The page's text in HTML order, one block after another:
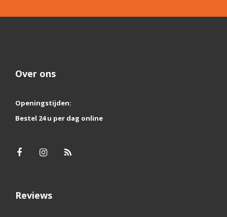
Over ons
Openingstijden:
Bestel 24 u per dag online
Reviews